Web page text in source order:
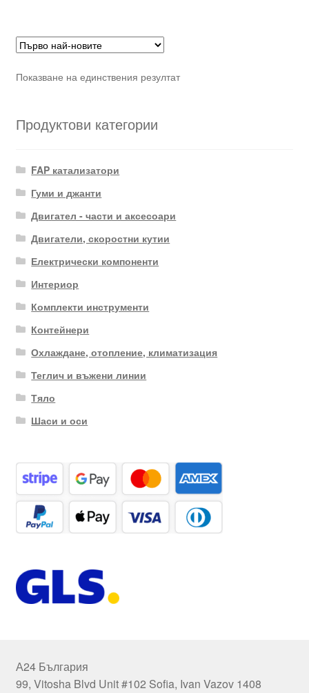
Показване на единствения резултат
Продуктови категории
FAP катализатори
Гуми и джанти
Двигател - части и аксесоари
Двигатели, скоростни кутии
Електрически компоненти
Интериор
Комплекти инструменти
Контейнери
Охлаждане, отопление, климатизация
Теглич и въжени линии
Тяло
Шаси и оси
А24 България
99, Vitosha Blvd Unit #102 Sofia, Ivan Vazov 1408